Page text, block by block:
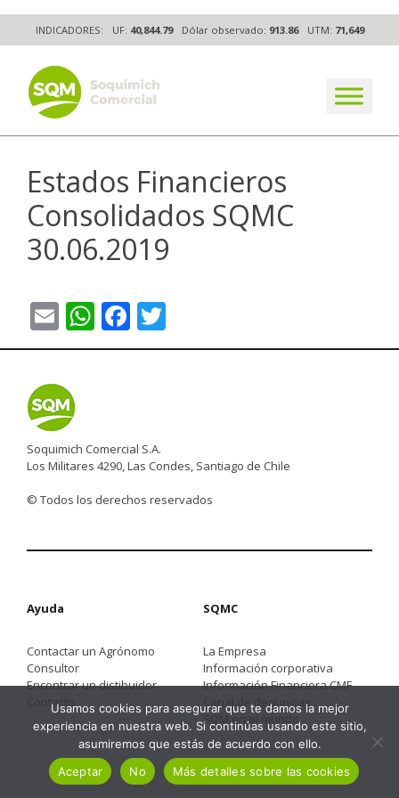
to
content
INDICADORES: UF: 40,844.79 Dólar observado: 913.86 UTM: 71,649
The worldwide business formula
Estados Financieros
Consolidados SQMC
30.06.2019
EmailWhatsApp
Facebook
Soquimich Comercial S.A.
Los Militares 4290, Las Condes, Santiago de Chile
© Todos los derechos reservados
Ayuda
Contactar un Agrónomo
Consultor
Encontrar un distibuidor
Contacto
SQMC
La Empresa
Información corporativa
Información Financiera CMF
Canal de denuncias
SQM en el mundo
Usamos cookies para asegurar que te damos la mejor
experiencia en nuestra web. Si continúas usando este sitio,
asumiremos que estás de acuerdo con ello.
Aceptar
No Más detalles sobre las cookies